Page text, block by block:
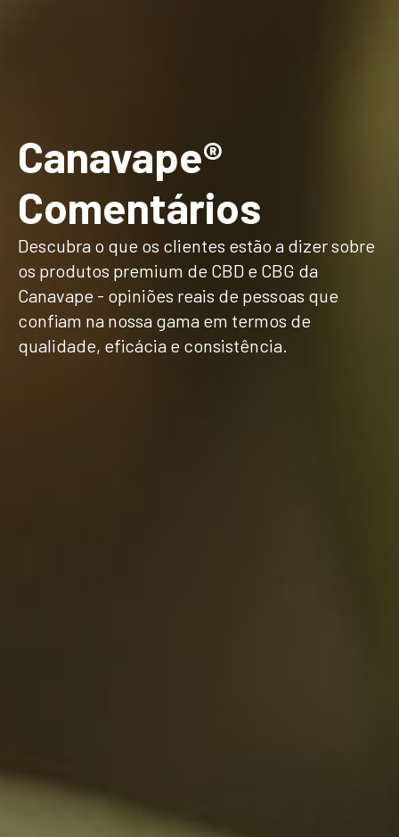
Canavape®
Comentários
Descubra o que os clientes estão a dizer sobre
os produtos premium de CBD e CBG da
Canavape - opiniões reais de pessoas que
confiam na nossa gama em termos de
qualidade, eficácia e consistência.